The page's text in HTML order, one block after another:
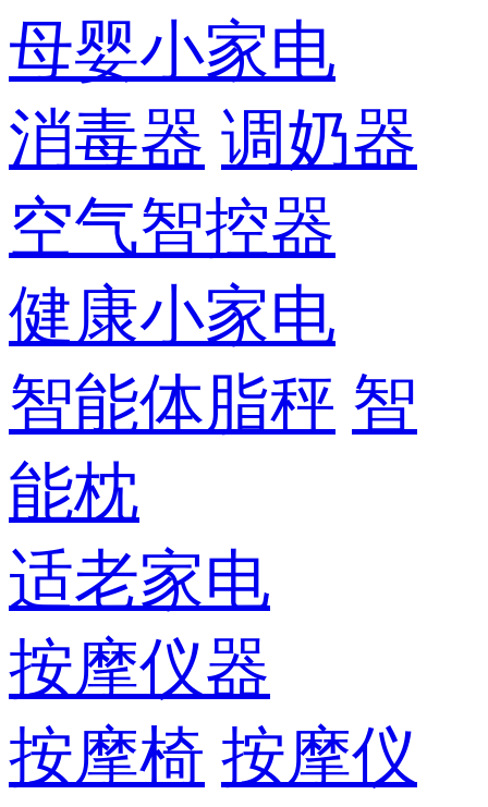
母婴小家电
消毒器 调奶器
空气智控器
健康小家电
智能体脂秤 智
能枕
适老家电
按摩仪器
按摩椅 按摩仪